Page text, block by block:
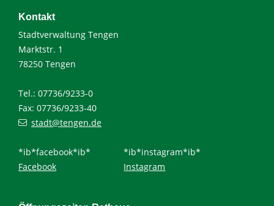
Kontakt
Stadtverwaltung Tengen
Marktstr. 1
78250 Tengen
Tel.: 07736/9233-0
Fax: 07736/9233-40
stadt@tengen.de
*ib*facebook*ib*
Facebook
*ib*instagram*ib*
Instagram